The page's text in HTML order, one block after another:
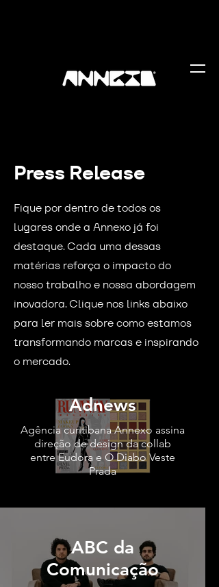
Press Release
Fique por dentro de todos os
lugares onde a Annexo já foi
destaque. Cada uma dessas
matérias reforça o impacto do
nosso trabalho e nossa abordagem
inovadora. Clique nos links abaixo
para ler mais sobre como estamos
transformando marcas e inspirando
o mercado.
Adnews
Agência curitibana Annexo assina
direção de design da collab
entre Eudora e O Diabo Veste
Prada
ABC da
Comunicação